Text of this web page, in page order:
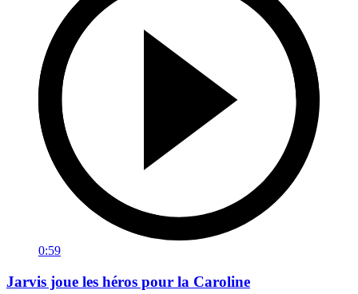
0:59
Jarvis joue les héros pour la Caroline